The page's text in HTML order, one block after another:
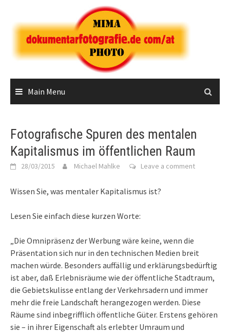
content
Main Menu
Fotografische Spuren des mentalen
Kapitalismus im öffentlichen Raum
28/03/2015 Michael Mahlke Leave a comment
Wissen Sie, was mentaler Kapitalismus ist?
Lesen Sie einfach diese kurzen Worte:
„Die Omnipräsenz der Werbung wäre keine, wenn die
Präsentation sich nur in den technischen Medien breit
machen würde. Besonders auffällig und erklärungsbedürftig
ist aber, daß Erlebnisräume wie der öffentliche Stadtraum,
die Gebietskulisse entlang der Verkehrsadern und immer
mehr die freie Landschaft herangezogen werden. Diese
Räume sind inbegrifflich öffentliche Güter. Erstens gehören
sie – in ihrer Eigenschaft als erlebter Umraum und